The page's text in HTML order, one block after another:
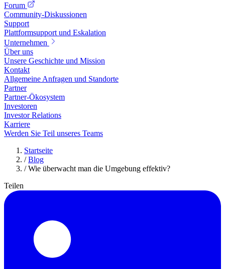
Forum
Community-Diskussionen
Support
Plattformsupport und Eskalation
Unternehmen
Über uns
Unsere Geschichte und Mission
Kontakt
Allgemeine Anfragen und Standorte
Partner
Partner-Ökosystem
Investoren
Investor Relations
Karriere
Werden Sie Teil unseres Teams
Startseite
/ Blog
/ Wie überwacht man die Umgebung effektiv?
Teilen